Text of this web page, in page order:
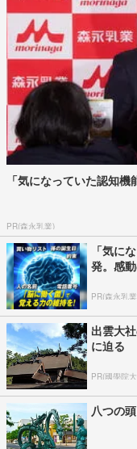
「気になっていた認知
PR(森永乳業)
「気に
発。感
PR(森永乳
出雲大
に迫る
PR(國學院
八つの